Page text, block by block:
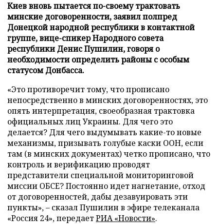
Киев вновь пытается по-своему трактовать
минские договоренности, заявил полпред
Донецкой народной республики в контактной
группе, вице-спикер Народного совета
республики Денис Пушилин, говоря о
необходимости определить районы с особым
статусом Донбасса.
«Это противоречит тому, что прописано
непосредственно в минских договоренностях, это
опять интерпретация, своеобразная трактовка
официальных лиц Украины. Для чего это
делается? Для чего выдумывать какие-то новые
механизмы, призывать голубые каски ООН, если
там (в минских документах) четко прописано, что
контроль и верификацию проводят
представители специальной мониторинговой
миссии ОБСЕ? Постоянно идет нагнетание, отход
от договоренностей, дабы дезавуировать эти
пункты», – сказал Пушилин в эфире телеканала
«Россия 24», передаетРИА «Новости».